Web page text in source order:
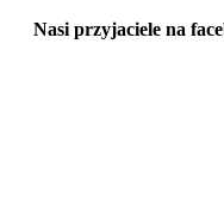
Nasi przyjaciele na